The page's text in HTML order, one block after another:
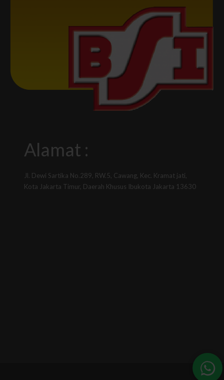
Alamat :
Jl. Dewi Sartika No.289, RW.5, Cawang, Kec. Kramat jati,
Kota Jakarta Timur, Daerah Khusus Ibukota Jakarta 13630